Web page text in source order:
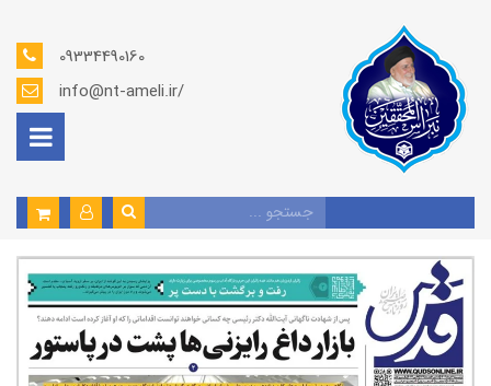
09334490160
info@nt-ameli.ir/